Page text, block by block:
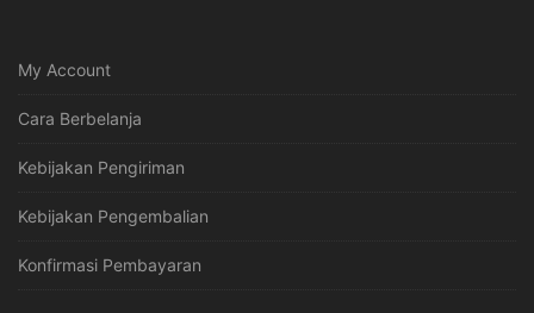
My Account
Cara Berbelanja
Kebijakan Pengiriman
Kebijakan Pengembalian
Konfirmasi Pembayaran